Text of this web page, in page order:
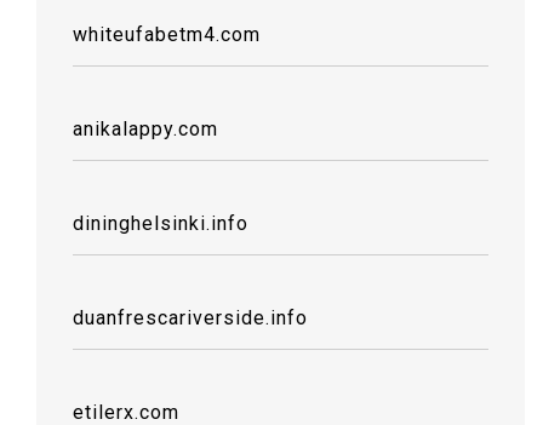
whiteufabetm4.com
anikalappy.com
dininghelsinki.info
duanfrescariverside.info
etilerx.com